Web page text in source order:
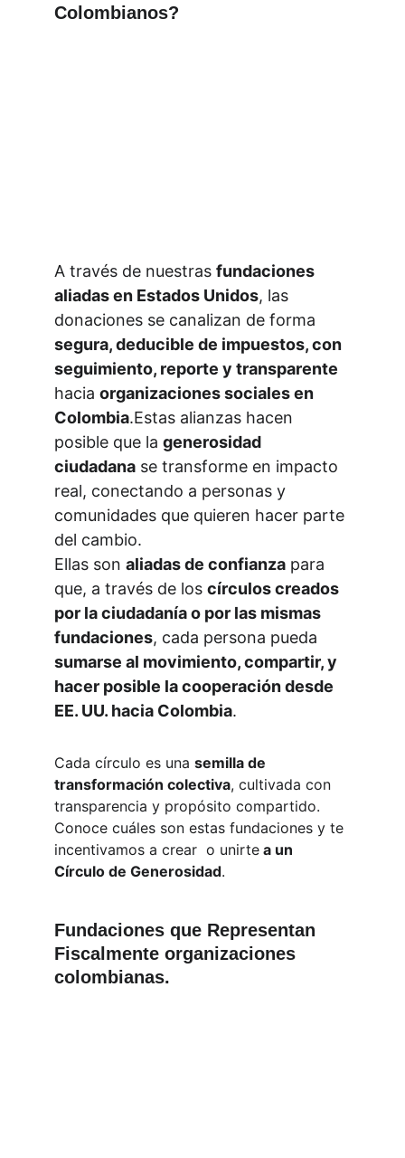
Colombianos?
A través de nuestras fundaciones
aliadas en Estados Unidos, las
donaciones se canalizan de forma
segura, deducible de impuestos, con
seguimiento, reporte y transparente
hacia organizaciones sociales en
Colombia.Estas alianzas hacen
posible que la generosidad
ciudadana se transforme en impacto
real, conectando a personas y
comunidades que quieren hacer parte
del cambio.
Ellas son aliadas de confianza para
que, a través de los círculos creados
por la ciudadanía o por las mismas
fundaciones, cada persona pueda
sumarse al movimiento, compartir, y
hacer posible la cooperación desde
EE. UU. hacia Colombia.
Cada círculo es una semilla de
transformación colectiva, cultivada con
transparencia y propósito compartido.
Conoce cuáles son estas fundaciones y te
incentivamos a crear  o unirte a un
Círculo de Generosidad.
Fundaciones que Representan
Fiscalmente organizaciones
colombianas.